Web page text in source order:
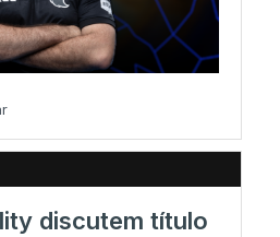
discutem título